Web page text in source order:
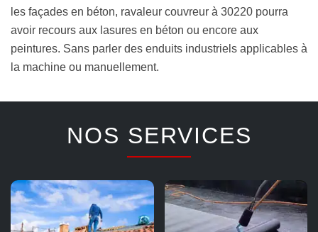
les façades en béton, ravaleur couvreur à 30220 pourra
avoir recours aux lasures en béton ou encore aux
peintures. Sans parler des enduits industriels applicables à
la machine ou manuellement.
NOS SERVICES